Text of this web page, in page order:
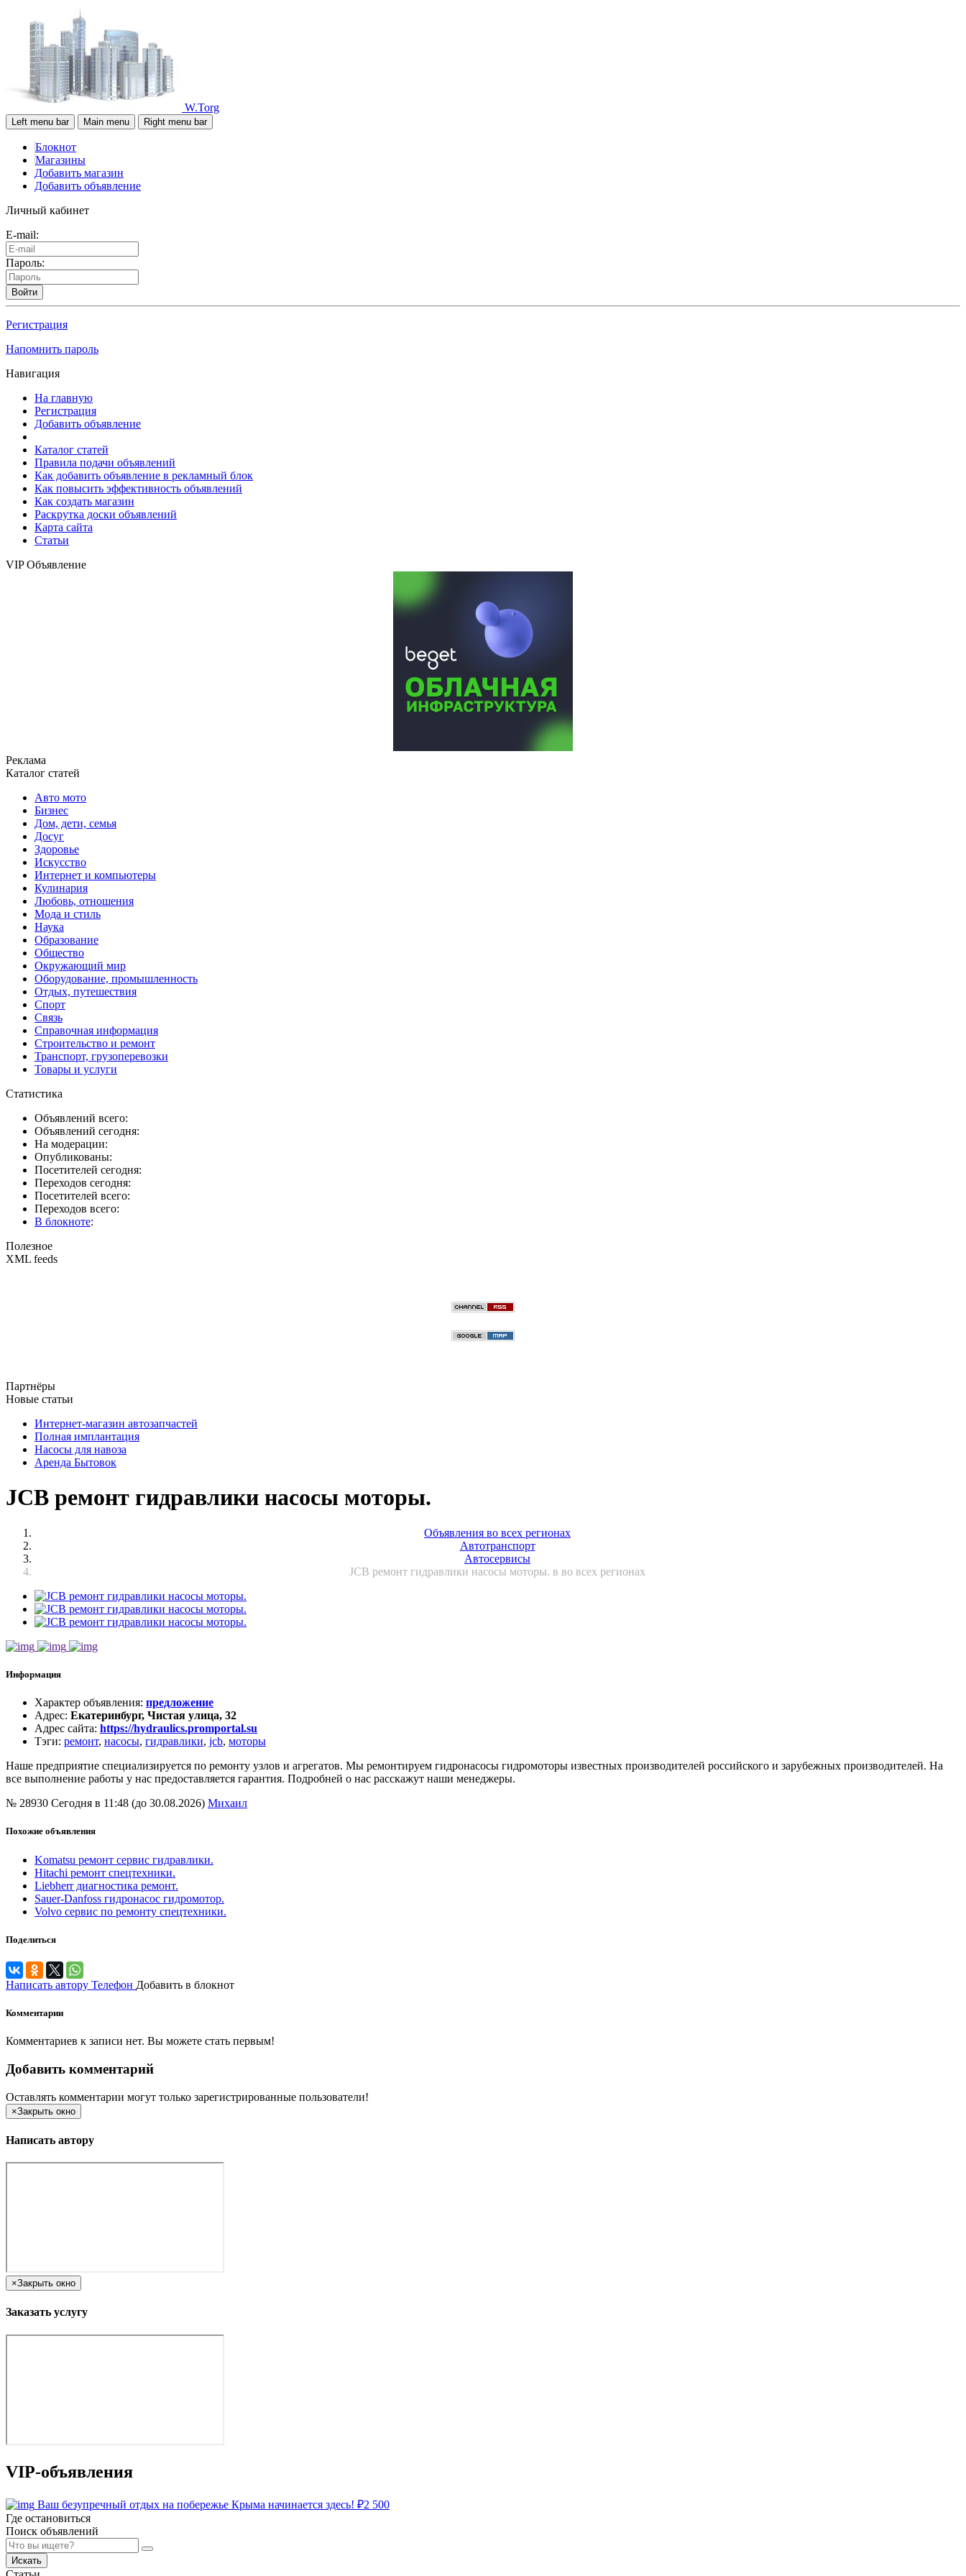
W.Torg
Left menu bar Main menu Right menu bar
Блокнот
Магазины
Добавить магазин
Добавить объявление
Личный кабинет
E-mail:
Пароль:
Войти
Регистрация
Напомнить пароль
Навигация
На главную
Регистрация
Добавить объявление
Каталог статей
Правила подачи объявлений
Как добавить объявление в рекламный блок
Как повысить эффективность объявлений
Как создать магазин
Раскрутка доски объявлений
Карта сайта
Статьи
VIP Объявление
Реклама
Каталог статей
Авто мото
Бизнес
Дом, дети, семья
Досуг
Здоровье
Искусство
Интернет и компьютеры
Кулинария
Любовь, отношения
Мода и стиль
Наука
Образование
Общество
Окружающий мир
Оборудование, промышленность
Отдых, путешествия
Спорт
Связь
Справочная информация
Строительство и ремонт
Транспорт, грузоперевозки
Товары и услуги
Статистика
Объявлений всего:
Объявлений сегодня:
На модерации:
Опубликованы:
Посетителей сегодня:
Переходов сегодня:
Посетителей всего:
Переходов всего:
В блокноте:
Полезное
XML feeds
Партнёры
Новые статьи
Интернет-магазин автозапчастей
Полная имплантация
Насосы для навоза
Аренда Бытовок
JCB ремонт гидравлики насосы моторы.
Объявления во всех регионах
Автотранспорт
Автосервисы
JCB ремонт гидравлики насосы моторы. в во всех регионах
Информация
Характер объявления: предложение
Адрес: Екатеринбург, Чистая улица, 32
Адрес сайта: https://hydraulics.promportal.su
Тэги: ремонт, насосы, гидравлики, jcb, моторы
Наше предприятие специализируется по ремонту узлов и агрегатов. Мы ремонтируем гидронасосы гидромоторы известных производителей российского и зарубежных производителей. На
все выполнение работы у нас предоставляется гарантия. Подробней о нас расскажут наши менеджеры.
№ 28930 Сегодня в 11:48 (до 30.08.2026) Михаил
Похожие объявления
Komatsu ремонт сервис гидравлики.
Hitachi ремонт спецтехники.
Liebherr диагностика ремонт.
Sauer-Danfoss гидронасос гидромотор.
Volvo сервис по ремонту спецтехники.
Поделиться
Написать автору Телефон Добавить в блокнот
Комментарии
Комментариев к записи нет. Вы можете стать первым!
Добавить комментарий
Оставлять комментарии могут только зарегистрированные пользователи!
×Закрыть окно
Написать автору
×Закрыть окно
Заказать услугу
VIP-объявления
Ваш безупречный отдых на побережье Крыма начинается здесь! ₽2 500
Где остановиться
Поиск объявлений
Искать